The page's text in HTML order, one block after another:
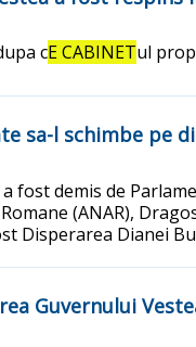
cE CABINETul
sa-l schimbe pe
fost demis de
(ANAR),
Disperarea Dianei
Guvernului